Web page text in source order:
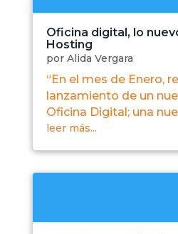
Oficina digital, lo
Hosting
por Alida Vergara
“En el mes de Enero,
lanzamiento de un
Oficina Digital; una
leer más...